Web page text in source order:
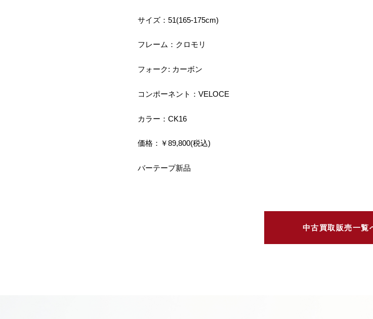
サイズ：51(165-175cm)
フレーム：クロモリ
フォーク: カーボン
コンポーネント：VELOCE
カラー：CK16
価格：￥89,800(税込)
バーテープ新品
中古買取販売一覧